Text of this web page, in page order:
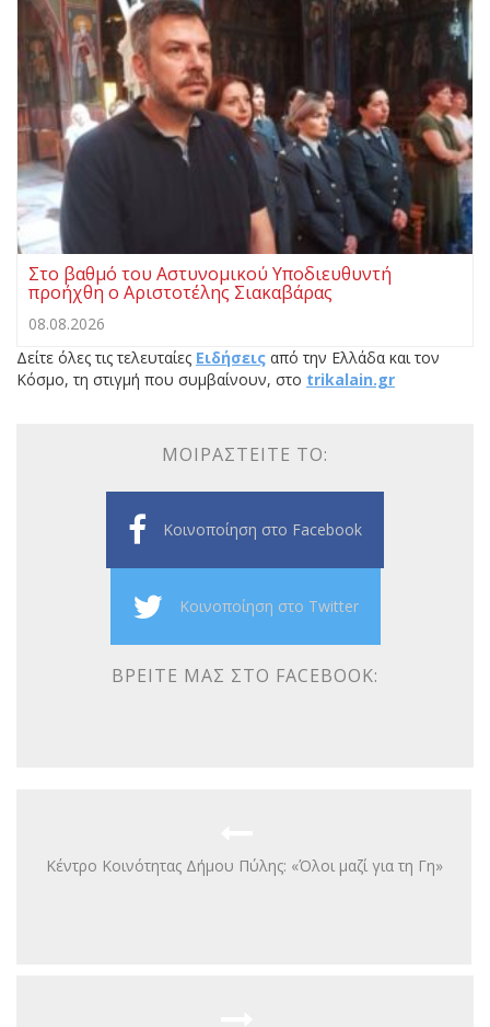
Στο βαθμό του Αστυνομικού Υποδιευθυντή
προήχθη ο Αριστοτέλης Σιακαβάρας
08.08.2026
Δείτε όλες τις τελευταίες Ειδήσεις από την Ελλάδα και τον
Κόσμο, τη στιγμή που συμβαίνουν, στο trikalain.gr
ΜΟΙΡΑΣΤΕΊΤΕ ΤΟ:
Κοινοποίηση στο Facebook
Κοινοποίηση στο Twitter
ΒΡΕΊΤΕ ΜΑΣ ΣΤΟ FACEBOOK:
Κέντρο Κοινότητας Δήμου Πύλης: «Όλοι μαζί για τη Γη»